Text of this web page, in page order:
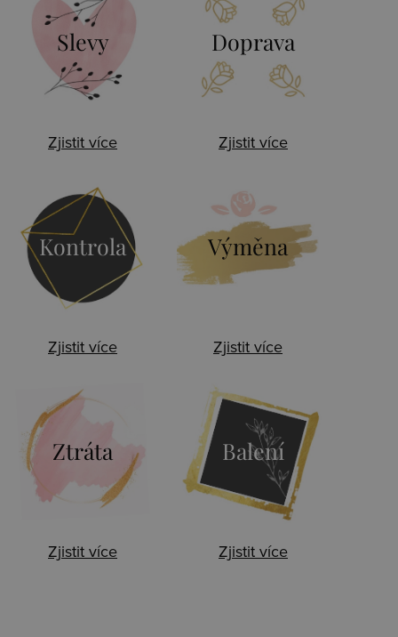
Slevy
Zjistit více
Doprava
Zjistit více
Kontrola
Zjistit více
Výměna
Zjistit více
Ztráta
Zjistit více
Balení
Zjistit více